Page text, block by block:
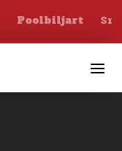
Poolbiljart